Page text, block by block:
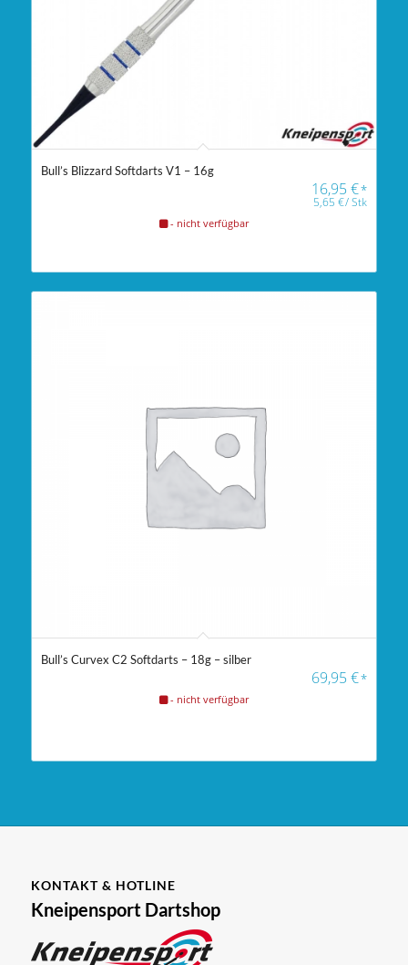
Bull’s Blizzard Softdarts V1 – 16g
16,95€*
5,65€/Stk
- nicht verfügbar
Bull’s Curvex C2 Softdarts – 18g – silber
69,95€*
- nicht verfügbar
KONTAKT & HOTLINE
Kneipensport Dartshop